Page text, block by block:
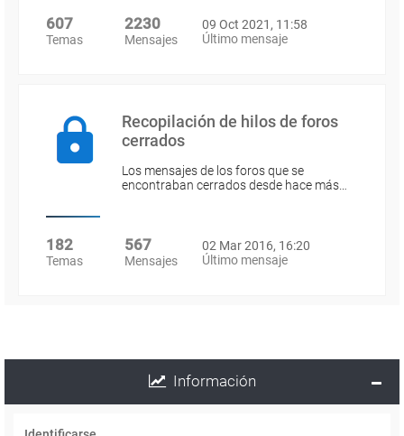
607
Temas
2230
Mensajes
09 Oct 2021, 11:58
Último mensaje
Recopilación de hilos de foros
cerrados
Los mensajes de los foros que se
encontraban cerrados desde hace más…
182
Temas
567
Mensajes
02 Mar 2016, 16:20
Último mensaje
Información